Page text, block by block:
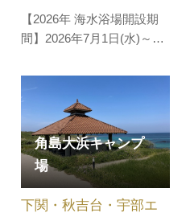
【2026年 海水浴場開設期
間】2026年7月1日(水)～8
の吉母にある海水浴場。遠
浅で砂浜も美しい海水浴
場。キャンプ場／無マリン
スポーツ可能なエリア／各
海の家へ問い合わせくださ
いバーベキュー／可駐車場
角島大浜キャンプ
場
下関・秋吉台・宇部エ